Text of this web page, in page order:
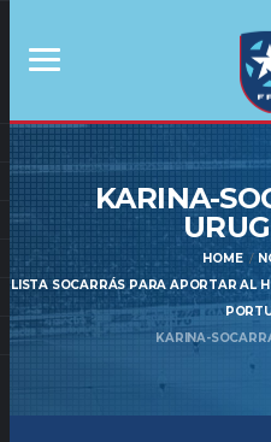
KARINA-
HOME
LISTA SOCARRÁS PARA APORTAR AL
KARINA-